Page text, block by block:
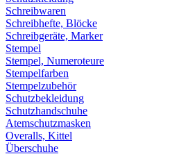
Schreibwaren
Schreibhefte, Blöcke
Schreibgeräte, Marker
Stempel
Stempel, Numeroteure
Stempelfarben
Stempelzubehör
Schutzbekleidung
Schutzhandschuhe
Atemschutzmasken
Overalls, Kittel
Überschuhe